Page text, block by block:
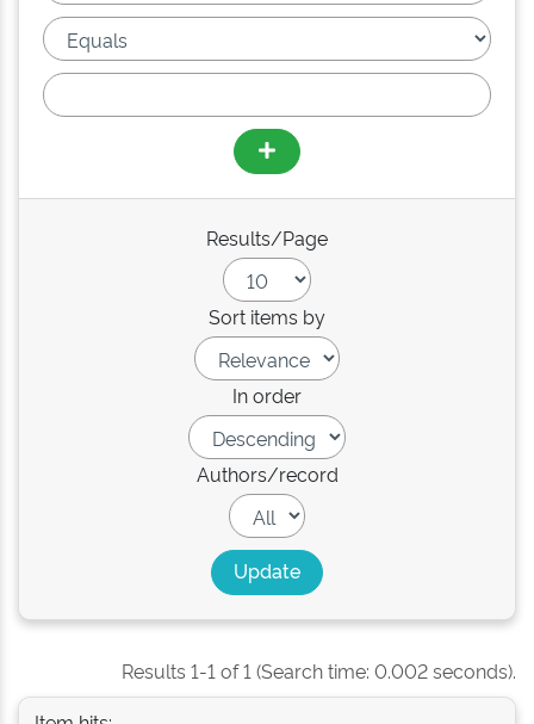
Results/Page
Sort items by
In order
Authors/record
Results 1-1 of 1 (Search time: 0.002 seconds).